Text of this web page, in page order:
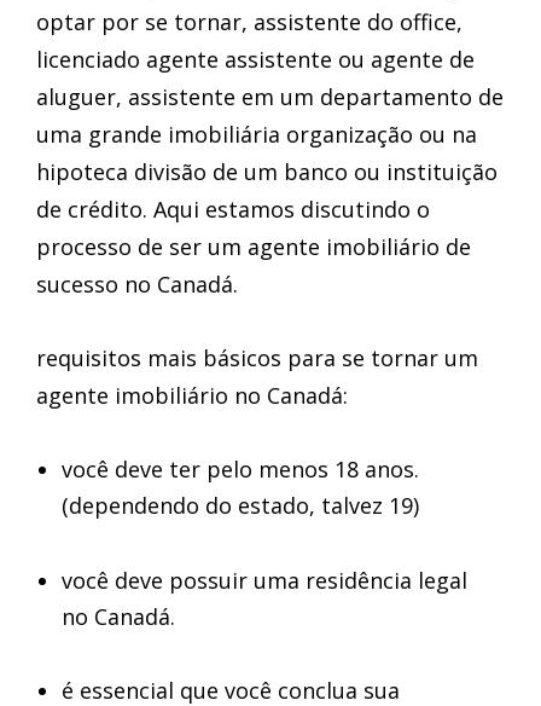
optar por se tornar, assistente do office,
licenciado agente assistente ou agente de
aluguer, assistente em um departamento de
uma grande imobiliária organização ou na
hipoteca divisão de um banco ou instituição
de crédito. Aqui estamos discutindo o
processo de ser um agente imobiliário de
sucesso no Canadá.
requisitos mais básicos para se tornar um
agente imobiliário no Canadá:
você deve ter pelo menos 18 anos.
(dependendo do estado, talvez 19)
você deve possuir uma residência legal
no Canadá.
é essencial que você conclua sua